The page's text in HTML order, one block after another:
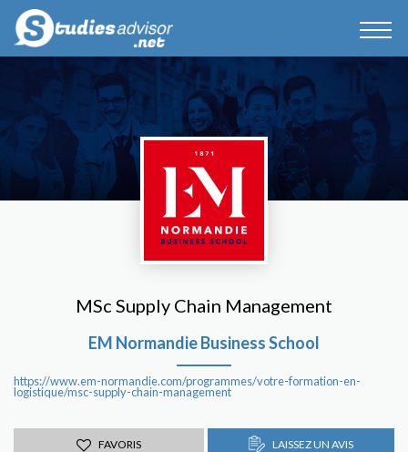
MSc Supply Chain Management
EM Normandie Business School
https://www.em-normandie.com/programmes/votre-formation-en-
logistique/msc-supply-chain-management
FAVORIS LAISSEZ UN AVIS